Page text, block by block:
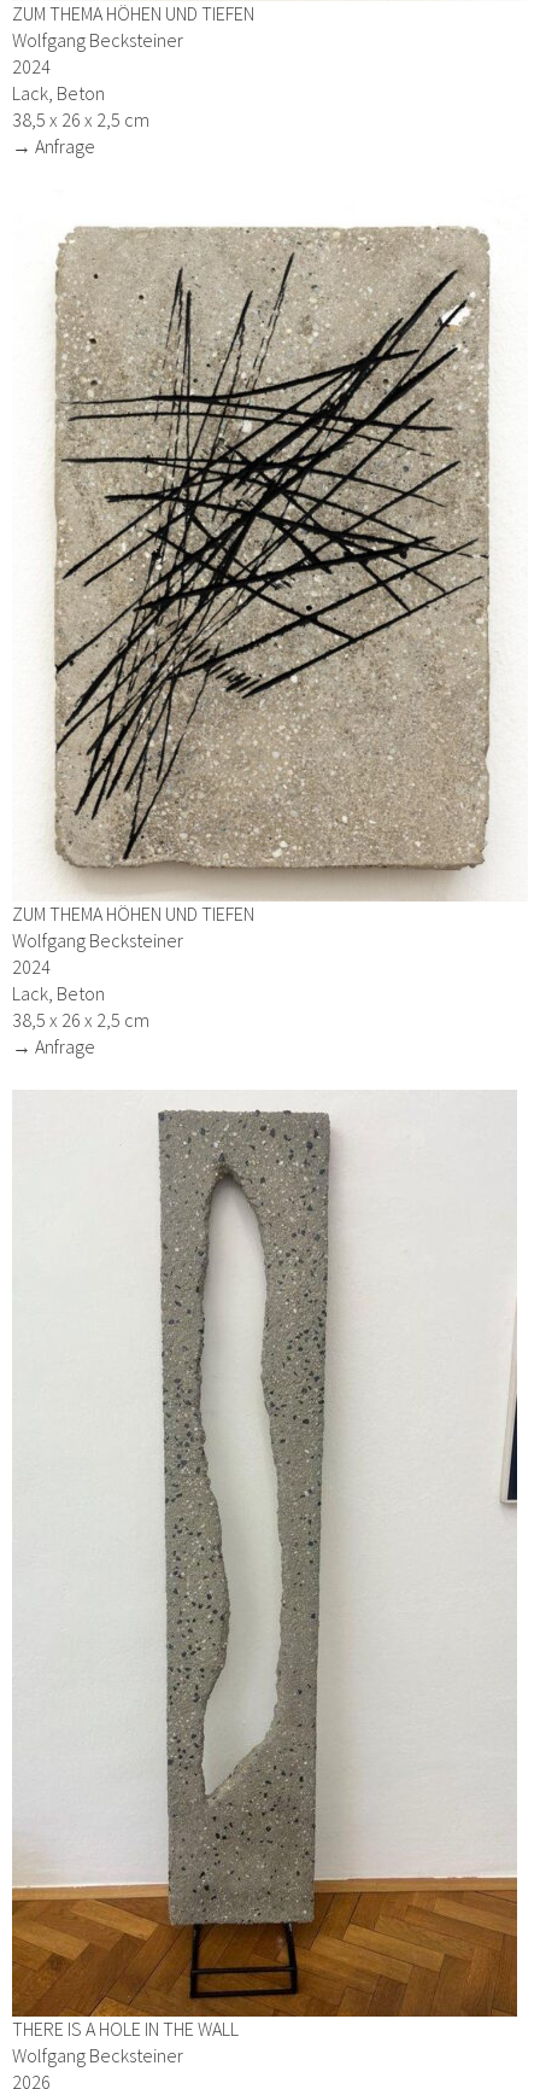
ZUM THEMA HÖHEN UND TIEFEN
Wolfgang Becksteiner
2024
Lack, Beton
38,5 x 26 x 2,5 cm
→ Anfrage
ZUM THEMA HÖHEN UND TIEFEN
Wolfgang Becksteiner
2024
Lack, Beton
38,5 x 26 x 2,5 cm
→ Anfrage
THERE IS A HOLE IN THE WALL
Wolfgang Becksteiner
2026